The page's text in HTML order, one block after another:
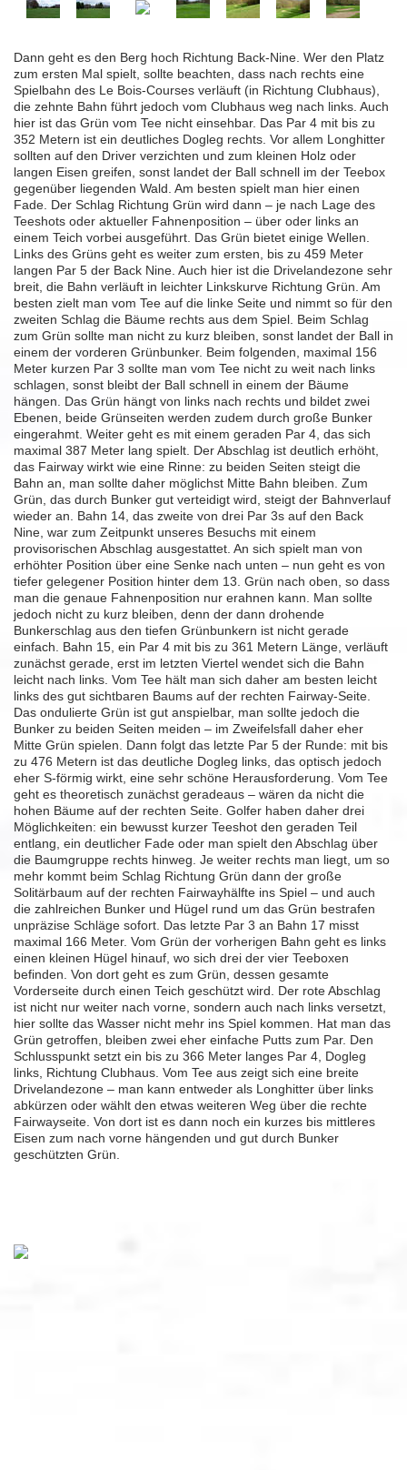
Dann geht es den Berg hoch Richtung Back-Nine. Wer den Platz
zum ersten Mal spielt, sollte beachten, dass nach rechts eine
Spielbahn des Le Bois-Courses verläuft (in Richtung Clubhaus),
die zehnte Bahn führt jedoch vom Clubhaus weg nach links. Auch
hier ist das Grün vom Tee nicht einsehbar. Das Par 4 mit bis zu
352 Metern ist ein deutliches Dogleg rechts. Vor allem Longhitter
sollten auf den Driver verzichten und zum kleinen Holz oder
langen Eisen greifen, sonst landet der Ball schnell im der Teebox
gegenüber liegenden Wald. Am besten spielt man hier einen
Fade. Der Schlag Richtung Grün wird dann – je nach Lage des
Teeshots oder aktueller Fahnenposition – über oder links an
einem Teich vorbei ausgeführt. Das Grün bietet einige Wellen.
Links des Grüns geht es weiter zum ersten, bis zu 459 Meter
langen Par 5 der Back Nine. Auch hier ist die Drivelandezone sehr
breit, die Bahn verläuft in leichter Linkskurve Richtung Grün. Am
besten zielt man vom Tee auf die linke Seite und nimmt so für den
zweiten Schlag die Bäume rechts aus dem Spiel. Beim Schlag
zum Grün sollte man nicht zu kurz bleiben, sonst landet der Ball in
einem der vorderen Grünbunker. Beim folgenden, maximal 156
Meter kurzen Par 3 sollte man vom Tee nicht zu weit nach links
schlagen, sonst bleibt der Ball schnell in einem der Bäume
hängen. Das Grün hängt von links nach rechts und bildet zwei
Ebenen, beide Grünseiten werden zudem durch große Bunker
eingerahmt. Weiter geht es mit einem geraden Par 4, das sich
maximal 387 Meter lang spielt. Der Abschlag ist deutlich erhöht,
das Fairway wirkt wie eine Rinne: zu beiden Seiten steigt die
Bahn an, man sollte daher möglichst Mitte Bahn bleiben. Zum
Grün, das durch Bunker gut verteidigt wird, steigt der Bahnverlauf
wieder an. Bahn 14, das zweite von drei Par 3s auf den Back
Nine, war zum Zeitpunkt unseres Besuchs mit einem
provisorischen Abschlag ausgestattet. An sich spielt man von
erhöhter Position über eine Senke nach unten – nun geht es von
tiefer gelegener Position hinter dem 13. Grün nach oben, so dass
man die genaue Fahnenposition nur erahnen kann. Man sollte
jedoch nicht zu kurz bleiben, denn der dann drohende
Bunkerschlag aus den tiefen Grünbunkern ist nicht gerade
einfach. Bahn 15, ein Par 4 mit bis zu 361 Metern Länge, verläuft
zunächst gerade, erst im letzten Viertel wendet sich die Bahn
leicht nach links. Vom Tee hält man sich daher am besten leicht
links des gut sichtbaren Baums auf der rechten Fairway-Seite.
Das ondulierte Grün ist gut anspielbar, man sollte jedoch die
Bunker zu beiden Seiten meiden – im Zweifelsfall daher eher
Mitte Grün spielen. Dann folgt das letzte Par 5 der Runde: mit bis
zu 476 Metern ist das deutliche Dogleg links, das optisch jedoch
eher S-förmig wirkt, eine sehr schöne Herausforderung. Vom Tee
geht es theoretisch zunächst geradeaus – wären da nicht die
hohen Bäume auf der rechten Seite. Golfer haben daher drei
Möglichkeiten: ein bewusst kurzer Teeshot den geraden Teil
entlang, ein deutlicher Fade oder man spielt den Abschlag über
die Baumgruppe rechts hinweg. Je weiter rechts man liegt, um so
mehr kommt beim Schlag Richtung Grün dann der große
Solitärbaum auf der rechten Fairwayhälfte ins Spiel – und auch
die zahlreichen Bunker und Hügel rund um das Grün bestrafen
unpräzise Schläge sofort. Das letzte Par 3 an Bahn 17 misst
maximal 166 Meter. Vom Grün der vorherigen Bahn geht es links
einen kleinen Hügel hinauf, wo sich drei der vier Teeboxen
befinden. Von dort geht es zum Grün, dessen gesamte
Vorderseite durch einen Teich geschützt wird. Der rote Abschlag
ist nicht nur weiter nach vorne, sondern auch nach links versetzt,
hier sollte das Wasser nicht mehr ins Spiel kommen. Hat man das
Grün getroffen, bleiben zwei eher einfache Putts zum Par. Den
Schlusspunkt setzt ein bis zu 366 Meter langes Par 4, Dogleg
links, Richtung Clubhaus. Vom Tee aus zeigt sich eine breite
Drivelandezone – man kann entweder als Longhitter über links
abkürzen oder wählt den etwas weiteren Weg über die rechte
Fairwayseite. Von dort ist es dann noch ein kurzes bis mittleres
Eisen zum nach vorne hängenden und gut durch Bunker
geschützten Grün.